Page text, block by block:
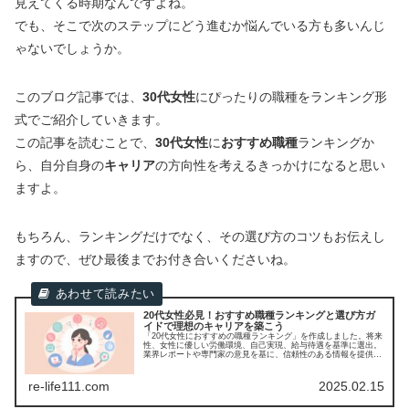
でも、そこで次のステップにどう進むか悩んでいる方も多いんじ
ゃないでしょうか。
このブログ記事では、 30代女性にぴったりの職種をランキング形
式でご紹介していきます。
この記事を読むことで、 30代女性におすすめ職種ランキングか
ら、自分自身のキャリアの方向性を考えるきっかけになると思い
ますよ。
もちろん、ランキングだけでなく、その選び方のコツもお伝えし
ますので、ぜひ最後までお付き合いくださいね。
20代女性必見！おすすめ職種ランキングと選び方ガ
イドで理想のキャリアを築こう
「20代女性におすすめの職種ランキング」を作成しました。将来
性、女性に優しい労働環境、自己実現、給与待遇を基準に選出。
業界レポートや専門家の意見を基に、信頼性のある情報を提供し
re-life111.com 2025.02.15